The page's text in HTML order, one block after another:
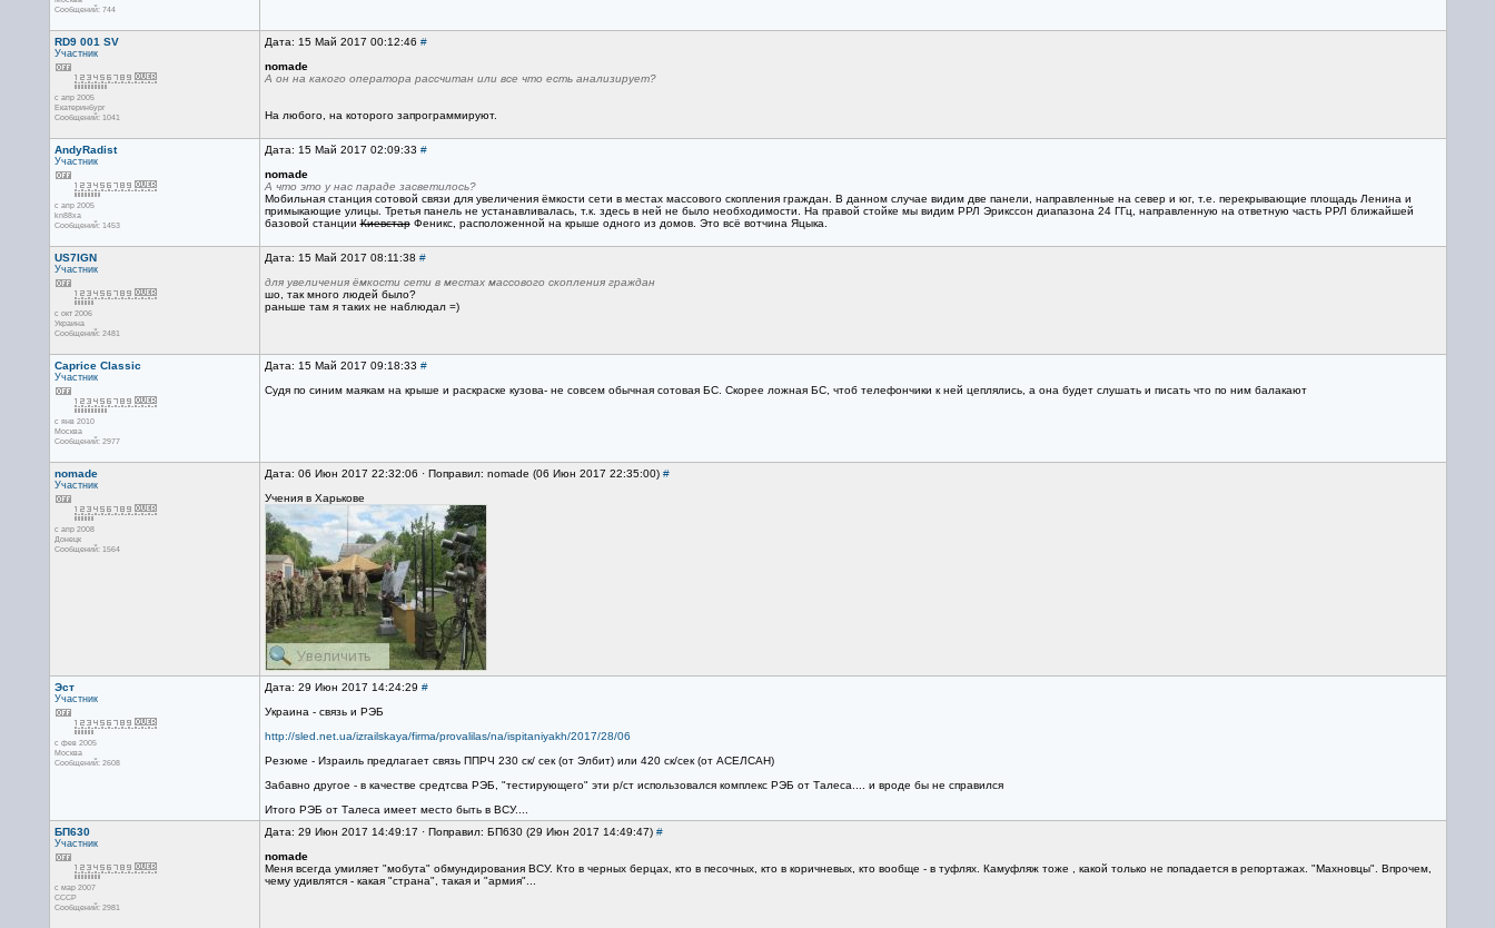
Сообщений: 744
RD9 001 SV
Участник
с апр 2005
Екатеринбург
Сообщений: 1041
Дата: 15 Май 2017 00:12:46 #
nomade
А он на какого оператора рассчитан или все что есть анализирует?
На любого, на которого запрограммируют.
AndyRadist
Участник
с апр 2005
kn88xa
Сообщений: 1453
Дата: 15 Май 2017 02:09:33 #
nomade
А что это у нас параде засветилось?
Мобильная станция сотовой связи для увеличения ёмкости сети в местах массового скопления граждан. В данном случае видим две панели, направленные на север и юг, т.е. перекрывающие площадь Ленина и
примыкающие улицы. Третья панель не устанавливалась, т.к. здесь в ней не было необходимости. На правой стойке мы видим РРЛ Эрикссон диапазона 24 ГГц, направленную на ответную часть РРЛ ближайшей
базовой станцииКиевстарФеникс, расположенной на крыше одного из домов. Это всё вотчина Яцыка.
US7IGN
Участник
с окт 2006
Украина
Сообщений: 2481
Дата: 15 Май 2017 08:11:38 #
для увеличения ёмкости сети в местах массового скопления граждан
шо, так много людей было?
раньше там я таких не наблюдал =)
Caprice Classic
Участник
с янв 2010
Москва
Сообщений: 2977
Дата: 15 Май 2017 09:18:33 #
Судя по синим маякам на крыше и раскраске кузова- не совсем обычная сотовая БС. Скорее ложная БС, чтоб телефончики к ней цеплялись, а она будет слушать и писать что по ним балакают
nomade
Участник
с апр 2008
Донецк
Сообщений: 1564
Дата: 06 Июн 2017 22:32:06 · Поправил: nomade (06 Июн 2017 22:35:00) #
Учения в Харькове
Эст
Участник
с фев 2005
Москва
Сообщений: 2608
Дата: 29 Июн 2017 14:24:29 #
Украина - связь и РЭБ
http://sled.net.ua/izrailskaya/firma/provalilas/na/ispitaniyakh/2017/28/06
Резюме - Израиль предлагает связь ППРЧ 230 ск/ сек (от Элбит) или 420 ск/сек (от АСЕЛСАН)
Забавно другое - в качестве средтсва РЭБ, "тестирующего" эти р/ст использовался комплекс РЭБ от Талеса.... и вроде бы не справился
Итого РЭБ от Талеса имеет место быть в ВСУ....
БП630
Участник
с мар 2007
CCCP
Сообщений: 2981
Дата: 29 Июн 2017 14:49:17 · Поправил: БП630 (29 Июн 2017 14:49:47) #
nomade
Меня всегда умиляет "мобута" обмундирования ВСУ. Кто в черных берцах, кто в песочных, кто в коричневых, кто вообще - в туфлях. Камуфляж тоже , какой только не попадается в репортажах. "Махновцы". Впрочем,
чему удивлятся - какая "страна", такая и "армия"...